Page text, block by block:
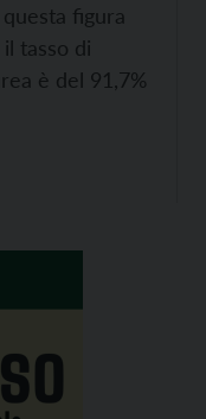
figura
tasso di
è del 91,7%